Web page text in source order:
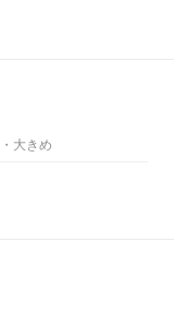
・ 大きめ